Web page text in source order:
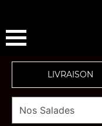
LIVRAISON